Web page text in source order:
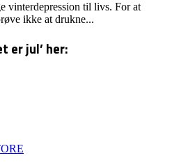
vinterdepression til livs. For at
ikke at drukne...
er jul’ her: